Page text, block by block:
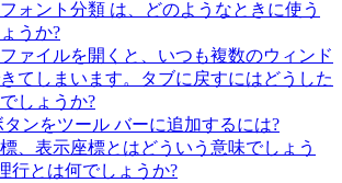
ォント分類 は、どのようなときに使う
うか?
ァイルを開くと、いつも複数のウィンド
てしまいます。タブに戻すにはどうした
しょうか?
タンをツール バーに追加するには?
、表示座標とはどういう意味でしょう
行とは何でしょうか?